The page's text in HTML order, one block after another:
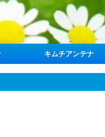
キムチアンテナ